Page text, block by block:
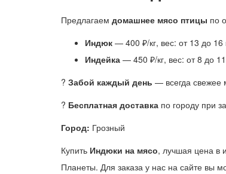
Предлагаем домашнее мясо птицы по
Индюк — 400 ₽/кг, вес: от 13 до 16
Индейка — 450 ₽/кг, вес: от 8 до 11
? Забой каждый день — всегда свежее
? Бесплатная доставка по городу при
Город: Грозный
Купить Индюки на мясо, лучшая цена в
Планеты. Для заказа у нас на сайте вы